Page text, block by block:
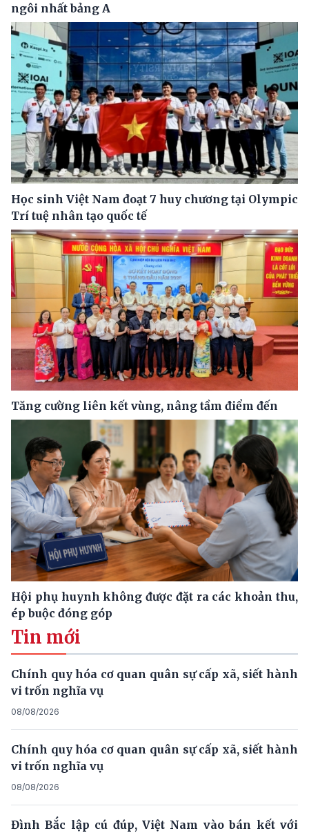
ngôi nhất bảng A
Học sinh Việt Nam đoạt 7 huy chương tại Olympic
Trí tuệ nhân tạo quốc tế
Tăng cường liên kết vùng, nâng tầm điểm đến
Hội phụ huynh không được đặt ra các khoản thu,
ép buộc đóng góp
Tin mới
Chính quy hóa cơ quan quân sự cấp xã, siết hành
vi trốn nghĩa vụ
08/08/2026
Chính quy hóa cơ quan quân sự cấp xã, siết hành
vi trốn nghĩa vụ
08/08/2026
Đình Bắc lập cú đúp, Việt Nam vào bán kết với